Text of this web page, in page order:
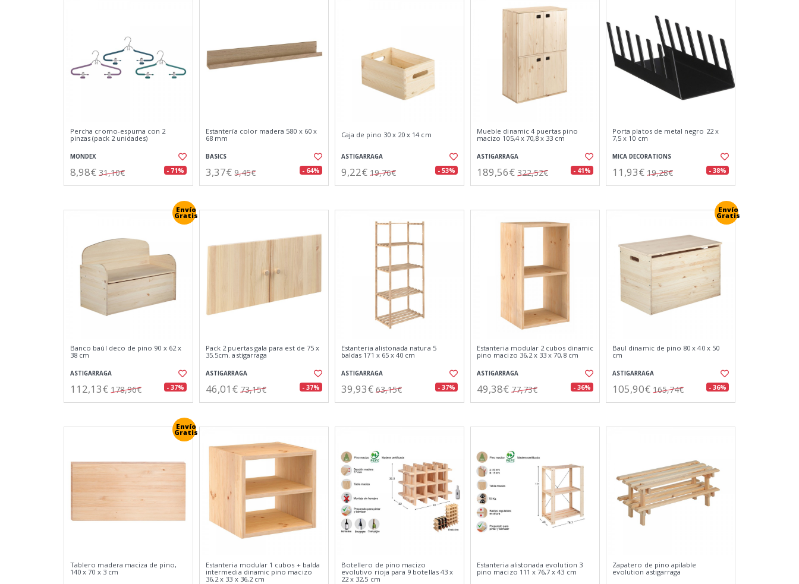
Percha cromo-espuma con 2
pinzas (pack 2 unidades)
MONDEX
8,98€ 31,10€ - 71%
Estantería color madera 580 x 60 x
68 mm
BASICS
3,37€ 9,45€ - 64%
Caja de pino 30 x 20 x 14 cm
ASTIGARRAGA
9,22€ 19,76€ - 53%
Mueble dinamic 4 puertas pino
macizo 105,4 x 70,8 x 33 cm
ASTIGARRAGA
189,56€ 322,52€ - 41%
Porta platos de metal negro 22 x
7,5 x 10 cm
MICA DECORATIONS
11,93€ 19,28€ - 38%
Envío
Gratis
Banco baúl deco de pino 90 x 62 x
38 cm
ASTIGARRAGA
112,13€ 178,96€ - 37%
Pack 2 puertas gala para est de 75 x
35.5cm. astigarraga
ASTIGARRAGA
46,01€ 73,15€ - 37%
Estanteria alistonada natura 5
baldas 171 x 65 x 40 cm
ASTIGARRAGA
39,93€ 63,15€ - 37%
Estanteria modular 2 cubos dinamic
pino macizo 36,2 x 33 x 70,8 cm
ASTIGARRAGA
49,38€ 77,73€ - 36%
Envío
Gratis
Baul dinamic de pino 80 x 40 x 50
cm
ASTIGARRAGA
105,90€ 165,74€ - 36%
Envío
Gratis
Tablero madera maciza de pino,
140 x 70 x 3 cm
Estanteria modular 1 cubos + balda
intermedia dinamic pino macizo
36,2 x 33 x 36,2 cm
Botellero de pino macizo
evolutivo rioja para 9 botellas 43 x
22 x 32,5 cm
Estanteria alistonada evolution 3
pino macizo 111 x 76,7 x 43 cm
Zapatero de pino apilable
evolution astigarraga